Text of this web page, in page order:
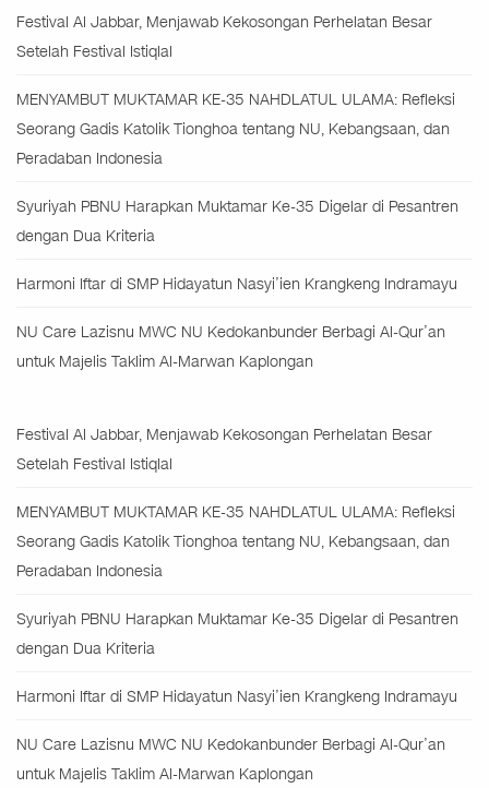
Festival Al Jabbar, Menjawab Kekosongan Perhelatan Besar
Setelah Festival Istiqlal
MENYAMBUT MUKTAMAR KE-35 NAHDLATUL ULAMA: Refleksi
Seorang Gadis Katolik Tionghoa tentang NU, Kebangsaan, dan
Peradaban Indonesia
Syuriyah PBNU Harapkan Muktamar Ke-35 Digelar di Pesantren
dengan Dua Kriteria
Harmoni Iftar di SMP Hidayatun Nasyi’ien Krangkeng Indramayu
NU Care Lazisnu MWC NU Kedokanbunder Berbagi Al-Qur’an
untuk Majelis Taklim Al-Marwan Kaplongan
Festival Al Jabbar, Menjawab Kekosongan Perhelatan Besar
Setelah Festival Istiqlal
MENYAMBUT MUKTAMAR KE-35 NAHDLATUL ULAMA: Refleksi
Seorang Gadis Katolik Tionghoa tentang NU, Kebangsaan, dan
Peradaban Indonesia
Syuriyah PBNU Harapkan Muktamar Ke-35 Digelar di Pesantren
dengan Dua Kriteria
Harmoni Iftar di SMP Hidayatun Nasyi’ien Krangkeng Indramayu
NU Care Lazisnu MWC NU Kedokanbunder Berbagi Al-Qur’an
untuk Majelis Taklim Al-Marwan Kaplongan